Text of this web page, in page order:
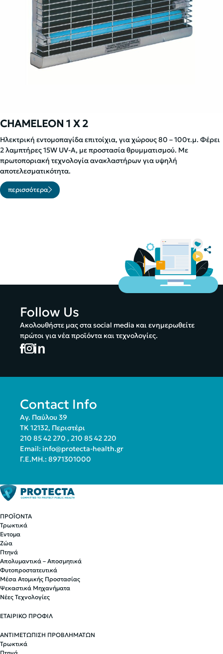
CHAMELEON 1 X 2
Ηλεκτρική εντομοπαγίδα επιτοίχια, για χώρους 80 – 100τ.μ. Φέρει
2 λαμπτήρες 15W UV-A, με προστασία θρυμματισμού. Με
πρωτοποριακή τεχνολογία ανακλαστήρων για υψηλή
αποτελεσματικότητα.
περισσότερα
Follow Us
Ακολουθήστε μας στα social media και ενημερωθείτε
πρώτοι για νέα προϊόντα και τεχνολογίες.
Contact Info
Αγ. Παύλου 39
ΤΚ 12132, Περιστέρι
210 85 42 270 , 210 85 42 220
Email: info@protecta-health.gr
Γ.Ε.ΜΗ.: 8971301000
ΠΡΟΪΟΝΤΑ
Τρωκτικά
Έντομα
Ζώα
Πτηνά
Απολυμαντικά – Αποσμητικά
Φυτοπροστατευτικά
Μέσα Ατομικής Προστασίας
Ψεκαστικά Μηχανήματα
Νέες Τεχνολογίες
ΕΤΑΙΡΙΚΟ ΠΡΟΦΙΛ
ΑΝΤΙΜΕΤΩΠΙΣΗ ΠΡΟΒΛΗΜΑΤΩΝ
Τρωκτικά